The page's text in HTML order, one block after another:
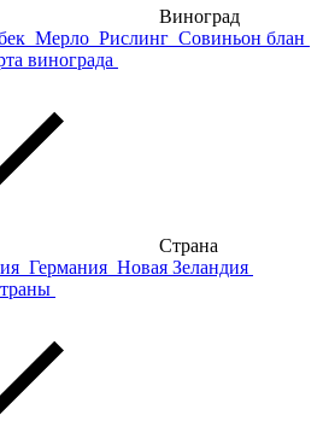
Виноград
Мерло Рислинг Совиньон блан
винограда
Страна
Германия Новая Зеландия